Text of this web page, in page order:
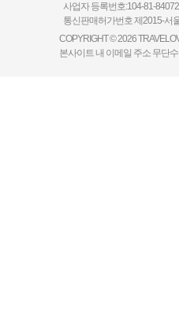
사업자 등록번호:104-81-
통신판매허가번호 제2015-서
COPYRIGHT © 2026
본사이트 내 이메일 주소 무단